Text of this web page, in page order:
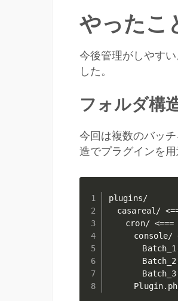
やったこ
今後管理がしやす
した。
フォルダ構
今回は複数のバッ
造でプラグインを用
plugins/
casareal/
cron/ <===
console/
Batch_1.php
Plugin.php